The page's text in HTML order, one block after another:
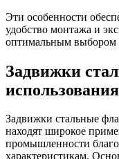
Эти особенности
удобство монтажа и
оптимальным выбором
Задвижки
использования
Задвижки стальные
находят широкое
промышленности
характеристикам.